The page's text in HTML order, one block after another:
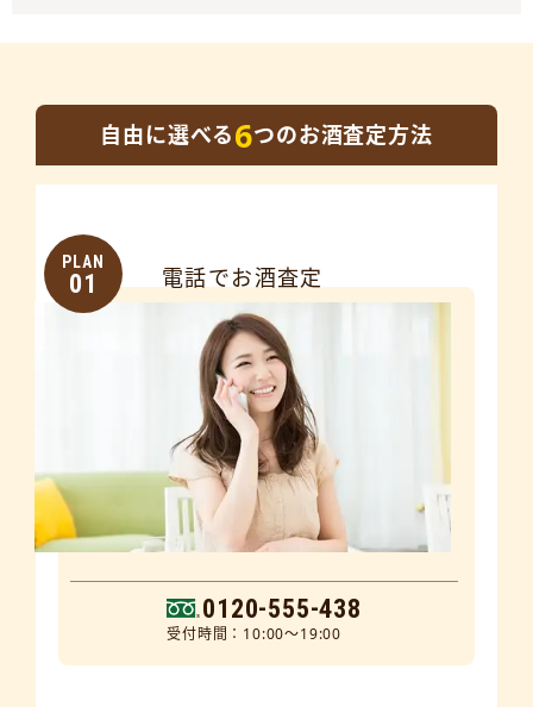
自由に選べる6つのお酒査定方法
PLAN
01 電話でお酒査定
0120-555-438
受付時間：10:00～19:00